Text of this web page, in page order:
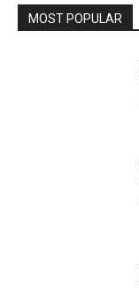
MOST POPULAR